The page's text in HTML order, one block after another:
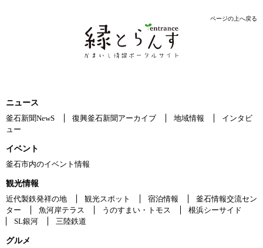
ページの上へ戻る
ニュース
釜石新聞NewS
復興釜石新聞アーカイブ 地域情報
インタビ
ュー
イベント
釜石市内のイベント情報
観光情報
近代製鉄発祥の地
観光スポット 宿泊情報
釜石情報交流セン
ター
魚河岸テラス うのすまい・トモス
根浜シーサイド
SL銀河
三陸鉄道
グルメ